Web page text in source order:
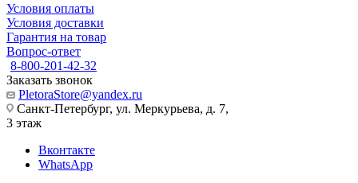
Условия оплаты
Условия доставки
Гарантия на товар
Вопрос-ответ
8-800-201-42-32
Заказать звонок
PletoraStore@yandex.ru
Санкт-Петербург, ул. Меркурьева, д. 7,
3 этаж
Вконтакте
WhatsApp